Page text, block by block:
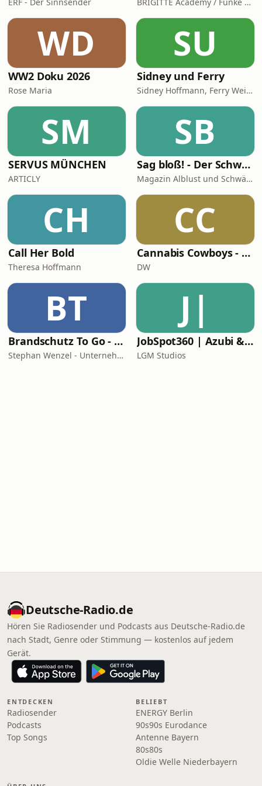
WD
WW2 Doku 2026
Rose Maria
SU
Sidney und Ferry
Sidney Hoffmann, Ferry Weiss
SM
SERVUS MÜNCHEN
ARTICLY
SB
Sag bloß! - Der Schwäbische Alb Podcast
Magazin Alblust und Schwäbische Alb Tourismus
CH
Call Her Bold
Theresa Hoffmann
CC
Cannabis Cowboys - Die JuicyFields-Saga
DW
BT
Brandschutz To Go - News, Tipps und Anekdoten aus der Sicherheitstechnik
Stephan Wenzel - Unternehmensberatung zur DIN 14675 Zertifizierung
J|
JobSpot360 | Azubi & Karriere Podcast
LGM Studios
Deutsche-Radio.de
Hören Sie Radiosender und Podcasts aus Deutsche-Radio.de
nach Stadt, Genre oder Stimmung — kostenlos auf jedem
Gerät.
ENTDECKEN
Radiosender
Podcasts
Top Songs
BELIEBT
ENERGY Berlin
90s90s Eurodance
Antenne Bayern
80s80s
Oldie Welle Niederbayern